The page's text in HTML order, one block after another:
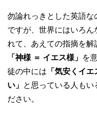
勿論れっきとした英語
ですが、世界にはいろ
れて、あえての指摘を
「神様 ＝ イエス様」 を
徒の中には 「気安くイ
い」 と思っている人もい
ださい。